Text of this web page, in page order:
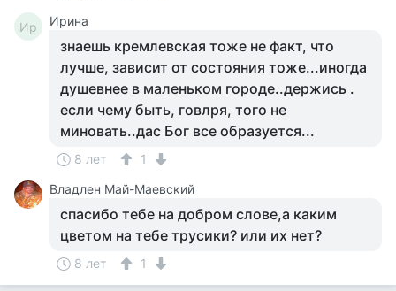
Ир Ирина
знаешь кремлевская тоже не факт, что
лучше, зависит от состояния тоже...иногда
душевнее в маленьком городе..держись .
если чему быть, говлря, того не
миновать..дас Бог все образуется...
8 лет
1
Владлен Май-Маевский
спасибо тебе на добром слове,а каким
цветом на тебе трусики? или их нет?
8 лет 1